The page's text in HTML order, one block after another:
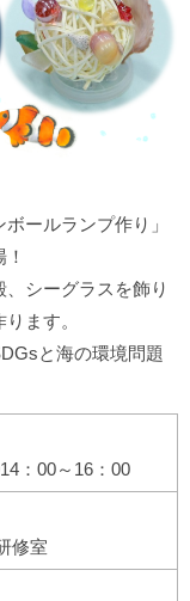
ールランプ作り」
シーグラスを飾り
ます。
と海の環境問題
：00～16：00
修室